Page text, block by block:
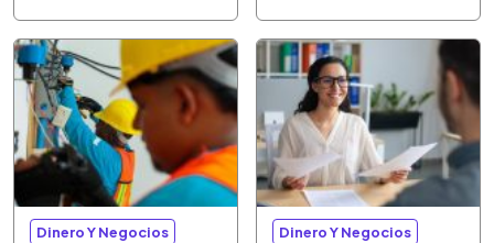
Dinero Y Negocios Dinero Y Negocios